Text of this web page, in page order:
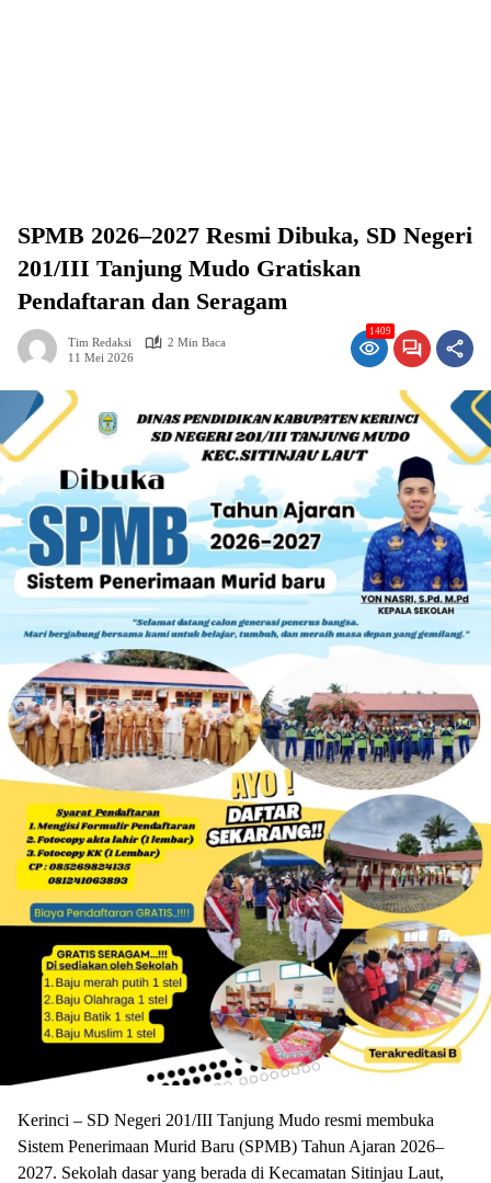
SPMB 2026–2027 Resmi Dibuka, SD Negeri
201/III Tanjung Mudo Gratiskan
Pendaftaran dan Seragam
Tim Redaksi
2 Min Baca
11 Mei 2026
1409
Kerinci – SD Negeri 201/III Tanjung Mudo resmi membuka
Sistem Penerimaan Murid Baru (SPMB) Tahun Ajaran 2026–
2027. Sekolah dasar yang berada di Kecamatan Sitinjau Laut,